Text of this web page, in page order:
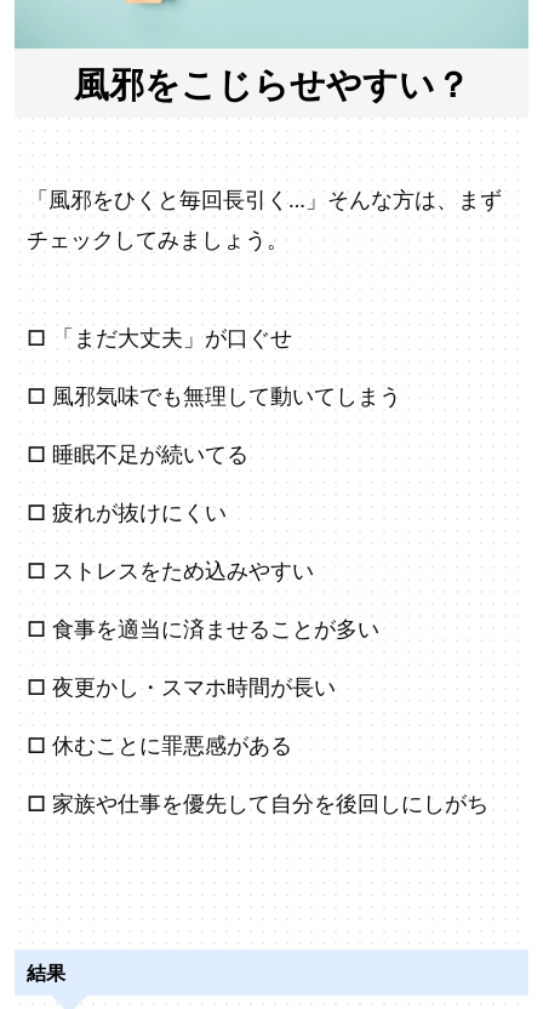
風邪をこじらせやすい？
「風邪をひくと毎回長引く…」そんな方は、まず
チェックしてみましょう。
□ 「まだ大丈夫」が口ぐせ
□ 風邪気味でも無理して動いてしまう
□ 睡眠不足が続いてる
□ 疲れが抜けにくい
□ ストレスをため込みやすい
□ 食事を適当に済ませることが多い
□ 夜更かし・スマホ時間が長い
□ 休むことに罪悪感がある
□ 家族や仕事を優先して自分を後回しにしがち
結果